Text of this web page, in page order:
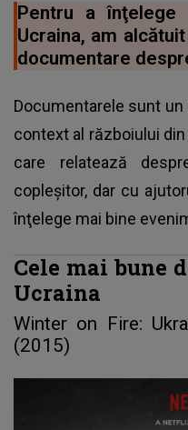
Pentru a
Ucraina, am
documentare
Documentarele sunt un
context al războiului
care relatează
copleşitor, dar cu
înţelege mai bine
Cele mai bune
Ucraina
Winter on Fire:
(2015)